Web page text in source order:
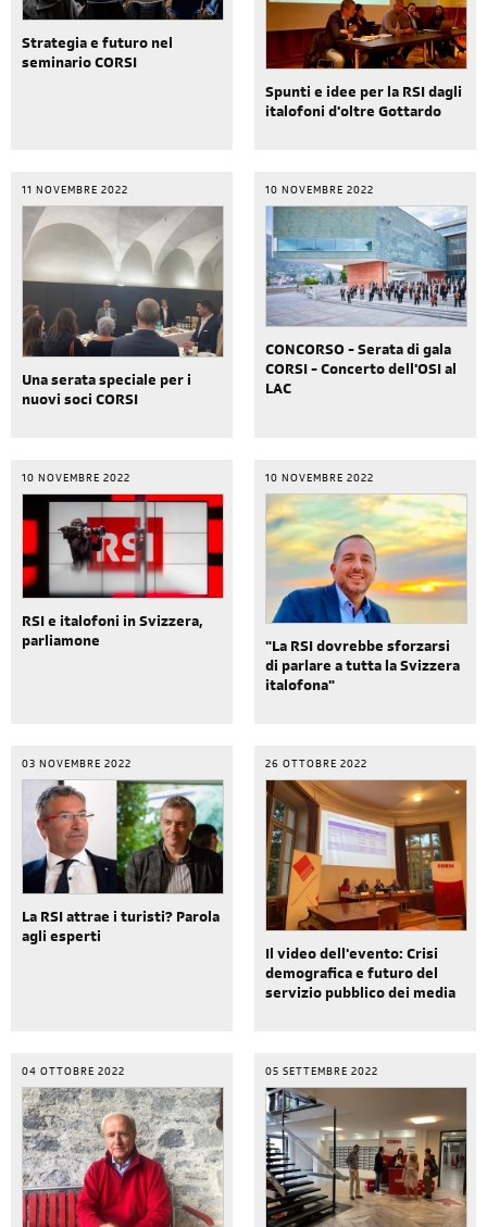
Strategia e futuro nel
seminario CORSI
Spunti e idee per la RSI dagli
italofoni d'oltre Gottardo
11 NOVEMBRE 2022
Una serata speciale per i
nuovi soci CORSI
10 NOVEMBRE 2022
CONCORSO - Serata di gala
CORSI - Concerto dell'OSI al
LAC
10 NOVEMBRE 2022
RSI e italofoni in Svizzera,
parliamone
10 NOVEMBRE 2022
"La RSI dovrebbe sforzarsi
di parlare a tutta la Svizzera
italofona"
03 NOVEMBRE 2022
La RSI attrae i turisti? Parola
agli esperti
26 OTTOBRE 2022
Il video dell'evento: Crisi
demografica e futuro del
servizio pubblico dei media
04 OTTOBRE 2022 05 SETTEMBRE 2022